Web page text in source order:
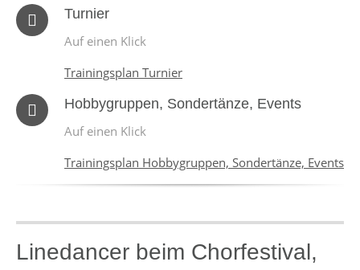
Turnier
Auf einen Klick
Trainingsplan Turnier
Hobbygruppen, Sondertänze, Events
Auf einen Klick
Trainingsplan Hobbygruppen, Sondertänze, Events
Linedancer beim Chorfestival,